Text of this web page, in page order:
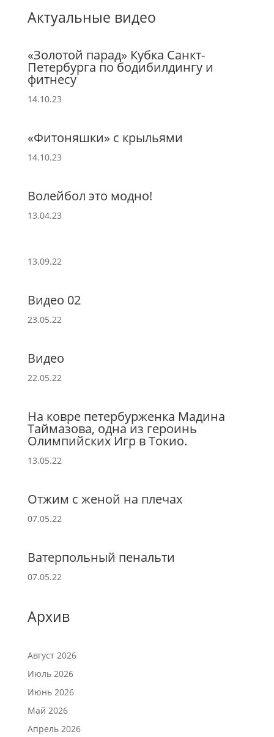
Актуальные видео
«Золотой парад» Кубка Санкт-
Петербурга по бодибилдингу и
фитнесу
14.10.23
«Фитоняшки» с крыльями
14.10.23
Волейбол это модно!
13.04.23
13.09.22
Видео 02
23.05.22
Видео
22.05.22
На ковре петербурженка Мадина
Таймазова, одна из героинь
Олимпийских Игр в Токио.
13.05.22
Отжим с женой на плечах
07.05.22
Ватерпольный пенальти
07.05.22
Архив
Август 2026
Июль 2026
Июнь 2026
Май 2026
Апрель 2026